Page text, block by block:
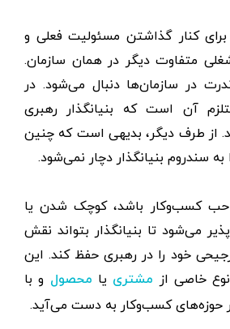
کنار گذاشتن مسئولیت فعلی و
متفاوت دیگر در همان سازمان.
در سازمان‌ها دنبال می‌شود. در
آن است که بنیانگذار رهبری
از طرف دیگر، بدیهی است که چنین
سندروم بنیانگذار دچار نمی‌شود.
صاحب کسب‌وکار باشد، کوچک شدن یا
می‌شود تا بنیانگذار بتواند نقش
خود را در رهبری حفظ کند. این
نوع خاصی از مشتری یا محصول و با
حوزه‌های کسب‌وکار به دست می‌آید.